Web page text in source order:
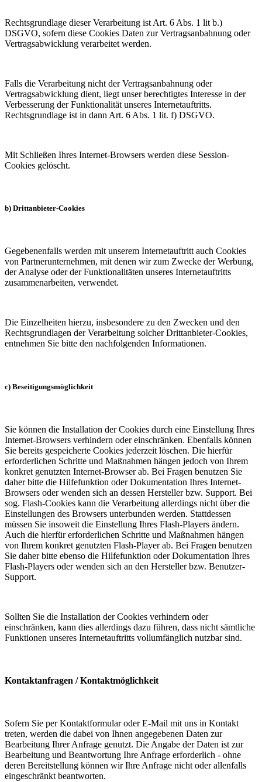
Rechtsgrundlage dieser Verarbeitung ist Art. 6 Abs. 1 lit b.)
DSGVO, sofern diese Cookies Daten zur Vertragsanbahnung oder
Vertragsabwicklung verarbeitet werden.
Falls die Verarbeitung nicht der Vertragsanbahnung oder
Vertragsabwicklung dient, liegt unser berechtigtes Interesse in der
Verbesserung der Funktionalität unseres Internetauftritts.
Rechtsgrundlage ist in dann Art. 6 Abs. 1 lit. f) DSGVO.
Mit Schließen Ihres Internet-Browsers werden diese Session-
Cookies gelöscht.
b) Drittanbieter-Cookies
Gegebenenfalls werden mit unserem Internetauftritt auch Cookies
von Partnerunternehmen, mit denen wir zum Zwecke der Werbung,
der Analyse oder der Funktionalitäten unseres Internetauftritts
zusammenarbeiten, verwendet.
Die Einzelheiten hierzu, insbesondere zu den Zwecken und den
Rechtsgrundlagen der Verarbeitung solcher Drittanbieter-Cookies,
entnehmen Sie bitte den nachfolgenden Informationen.
c) Beseitigungsmöglichkeit
Sie können die Installation der Cookies durch eine Einstellung Ihres
Internet-Browsers verhindern oder einschränken. Ebenfalls können
Sie bereits gespeicherte Cookies jederzeit löschen. Die hierfür
erforderlichen Schritte und Maßnahmen hängen jedoch von Ihrem
konkret genutzten Internet-Browser ab. Bei Fragen benutzen Sie
daher bitte die Hilfefunktion oder Dokumentation Ihres Internet-
Browsers oder wenden sich an dessen Hersteller bzw. Support. Bei
sog. Flash-Cookies kann die Verarbeitung allerdings nicht über die
Einstellungen des Browsers unterbunden werden. Stattdessen
müssen Sie insoweit die Einstellung Ihres Flash-Players ändern.
Auch die hierfür erforderlichen Schritte und Maßnahmen hängen
von Ihrem konkret genutzten Flash-Player ab. Bei Fragen benutzen
Sie daher bitte ebenso die Hilfefunktion oder Dokumentation Ihres
Flash-Players oder wenden sich an den Hersteller bzw. Benutzer-
Support.
Sollten Sie die Installation der Cookies verhindern oder
einschränken, kann dies allerdings dazu führen, dass nicht sämtliche
Funktionen unseres Internetauftritts vollumfänglich nutzbar sind.
Kontaktanfragen / Kontaktmöglichkeit
Sofern Sie per Kontaktformular oder E-Mail mit uns in Kontakt
treten, werden die dabei von Ihnen angegebenen Daten zur
Bearbeitung Ihrer Anfrage genutzt. Die Angabe der Daten ist zur
Bearbeitung und Beantwortung Ihre Anfrage erforderlich - ohne
deren Bereitstellung können wir Ihre Anfrage nicht oder allenfalls
eingeschränkt beantworten.